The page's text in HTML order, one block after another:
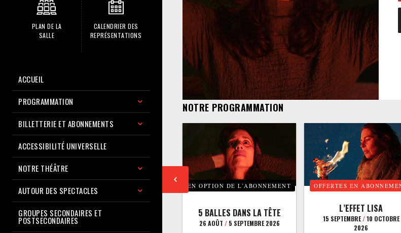
PLAN DE LA
SALLE
CALENDRIER DES
REPRÉSENTATIONS
ACCUEIL
PROGRAMMATION
BILLETTERIE ET ABONNEMENTS
ACCESSIBILITÉ UNIVERSELLE
NOTRE THÉÂTRE
AUTOUR DES SPECTACLES
GROUPES SECONDAIRES ET
POSTSECONDAIRES
NOTRE PROGRAMMATION
EN OPTION DE L’ABONNEMENT
5 BALLES DANS LA TÊTE
26 AOÛT /5 SEPTEMBRE 2026
OFFERTES EN
L’EFFET LISA
15 SEPTEMBRE/10 OCTOBRE
2026